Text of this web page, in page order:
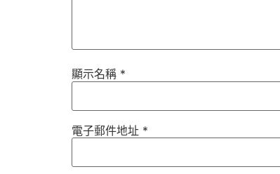
顯示名稱 *
電子郵件地址 *